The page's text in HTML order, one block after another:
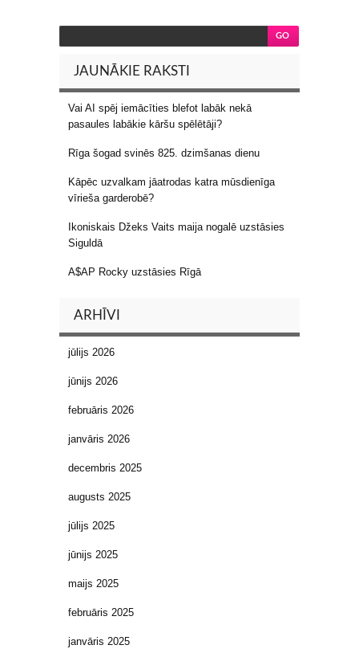
JAUNĀKIE RAKSTI
Vai AI spēj iemācīties blefot labāk nekā
pasaules labākie kāršu spēlētāji?
Rīga šogad svinēs 825. dzimšanas dienu
Kāpēc uzvalkam jāatrodas katra mūsdienīga
vīrieša garderobē?
Ikoniskais Džeks Vaits maija nogalē uzstāsies
Siguldā
A$AP Rocky uzstāsies Rīgā
ARHĪVI
jūlijs 2026
jūnijs 2026
februāris 2026
janvāris 2026
decembris 2025
augusts 2025
jūlijs 2025
jūnijs 2025
maijs 2025
februāris 2025
janvāris 2025